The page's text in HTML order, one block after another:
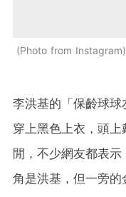
Photo from Instagram
李洪基的「保齡球
穿上黑色上衣，頭
閒，不少網友都表
角是洪基，但一旁